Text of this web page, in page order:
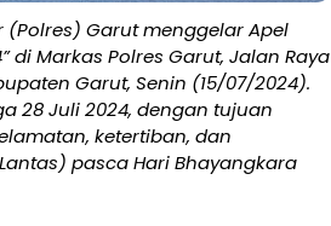
(Polres) Garut menggelar Apel
di Markas Polres Garut, Jalan Raya
Garut, Senin (15/07/2024).
28 Juli 2024, dengan tujuan
ketertiban, dan
pasca Hari Bhayangkara